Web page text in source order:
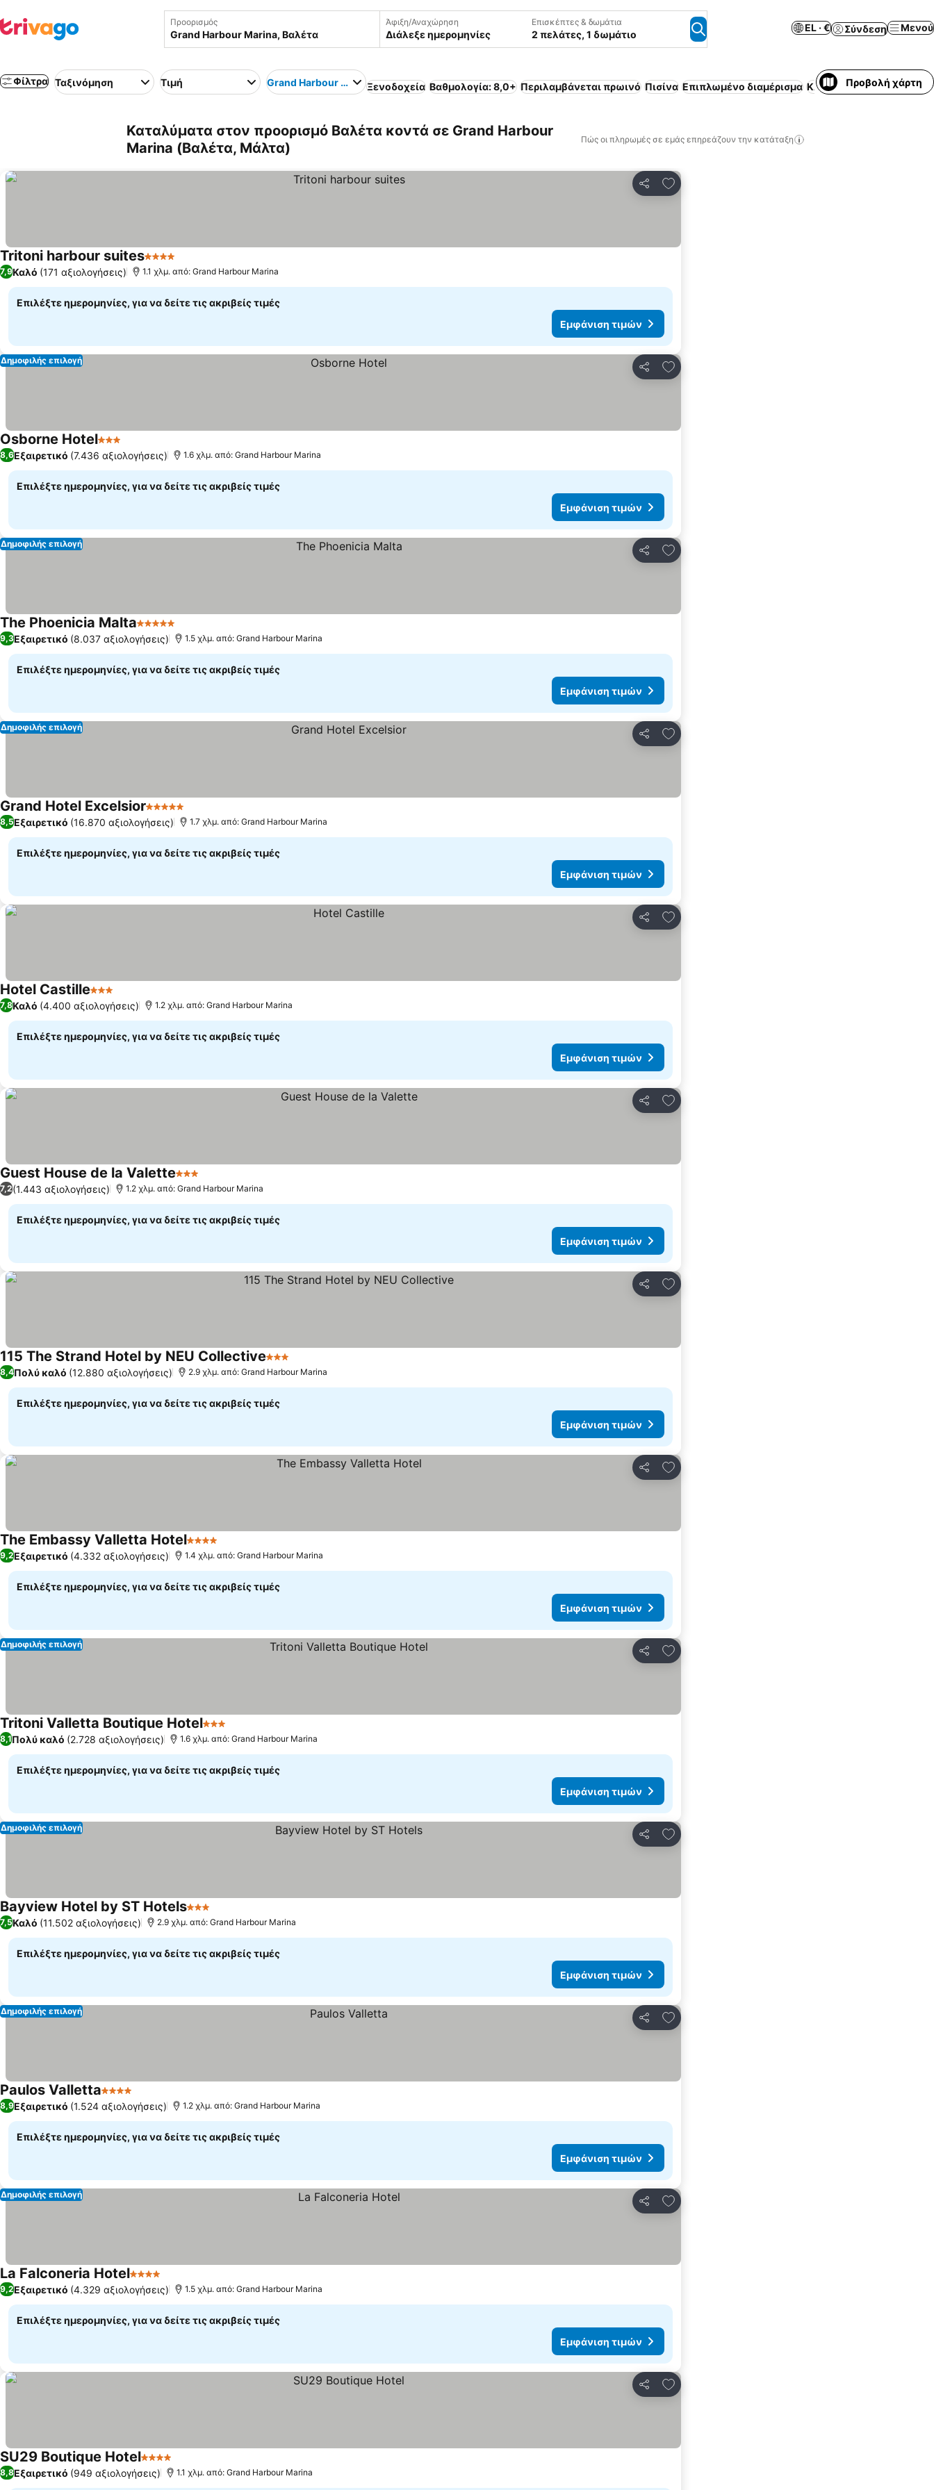
Προορισμός Άφιξη/Αναχώρηση
Διάλεξε ημερομηνίες
Επισκέπτες & δωμάτια
2 πελάτες, 1 δωμάτιο
EL · € Σύνδεση Μενού
Φίλτρα Ταξινόμηση Τιμή Grand Harbour MarinaΞενοδοχεία Βαθμολογία: 8,0+ Περιλαμβάνεται πρωινό Πισίνα Επιπλωμένο διαμέρισμα Κλιματισμός Δωρεάν
Προβολή χάρτη
Καταλύματα στον προορισμό Βαλέτα κοντά σε Grand Harbour
Marina (Βαλέτα, Μάλτα)
Πώς οι πληρωμές σε εμάς επηρεάζουν την κατάταξη
Κοινοποίηση
Προσθήκη στα αγαπημένα
Tritoni harbour suites4 Αστέρια
7,9Καλό (171 αξιολογήσεις) 1.1 χλμ. από: Grand Harbour Marina
Επιλέξτε ημερομηνίες, για να δείτε τις ακριβείς τιμές
Εμφάνιση τιμών
Κοινοποίηση
Προσθήκη στα αγαπημένα
Δημοφιλής επιλογή
Osborne Hotel3 Αστέρια
8,6Εξαιρετικό (7.436 αξιολογήσεις) 1.6 χλμ. από: Grand Harbour Marina
Επιλέξτε ημερομηνίες, για να δείτε τις ακριβείς τιμές
Εμφάνιση τιμών
Κοινοποίηση
Προσθήκη στα αγαπημένα
Δημοφιλής επιλογή
The Phoenicia Malta5 Αστέρια
9,3Εξαιρετικό (8.037 αξιολογήσεις) 1.5 χλμ. από: Grand Harbour Marina
Επιλέξτε ημερομηνίες, για να δείτε τις ακριβείς τιμές
Εμφάνιση τιμών
Κοινοποίηση
Προσθήκη στα αγαπημένα
Δημοφιλής επιλογή
Grand Hotel Excelsior5 Αστέρια
8,5Εξαιρετικό (16.870 αξιολογήσεις) 1.7 χλμ. από: Grand Harbour Marina
Επιλέξτε ημερομηνίες, για να δείτε τις ακριβείς τιμές
Εμφάνιση τιμών
Κοινοποίηση
Προσθήκη στα αγαπημένα
Hotel Castille3 Αστέρια
7,8Καλό (4.400 αξιολογήσεις) 1.2 χλμ. από: Grand Harbour Marina
Επιλέξτε ημερομηνίες, για να δείτε τις ακριβείς τιμές
Εμφάνιση τιμών
Κοινοποίηση
Προσθήκη στα αγαπημένα
Guest House de la Valette3 Αστέρια
7,2(1.443 αξιολογήσεις) 1.2 χλμ. από: Grand Harbour Marina
Επιλέξτε ημερομηνίες, για να δείτε τις ακριβείς τιμές
Εμφάνιση τιμών
Κοινοποίηση
Προσθήκη στα αγαπημένα
115 The Strand Hotel by NEU Collective3 Αστέρια
8,4Πολύ καλό (12.880 αξιολογήσεις) 2.9 χλμ. από: Grand Harbour Marina
Επιλέξτε ημερομηνίες, για να δείτε τις ακριβείς τιμές
Εμφάνιση τιμών
Κοινοποίηση
Προσθήκη στα αγαπημένα
The Embassy Valletta Hotel4 Αστέρια
9,2Εξαιρετικό (4.332 αξιολογήσεις) 1.4 χλμ. από: Grand Harbour Marina
Επιλέξτε ημερομηνίες, για να δείτε τις ακριβείς τιμές
Εμφάνιση τιμών
Κοινοποίηση
Προσθήκη στα αγαπημένα
Δημοφιλής επιλογή
Tritoni Valletta Boutique Hotel3 Αστέρια
8,1Πολύ καλό (2.728 αξιολογήσεις) 1.6 χλμ. από: Grand Harbour Marina
Επιλέξτε ημερομηνίες, για να δείτε τις ακριβείς τιμές
Εμφάνιση τιμών
Κοινοποίηση
Προσθήκη στα αγαπημένα
Δημοφιλής επιλογή
Bayview Hotel by ST Hotels3 Αστέρια
7,5Καλό (11.502 αξιολογήσεις) 2.9 χλμ. από: Grand Harbour Marina
Επιλέξτε ημερομηνίες, για να δείτε τις ακριβείς τιμές
Εμφάνιση τιμών
Κοινοποίηση
Προσθήκη στα αγαπημένα
Δημοφιλής επιλογή
Paulos Valletta4 Αστέρια
8,9Εξαιρετικό (1.524 αξιολογήσεις) 1.2 χλμ. από: Grand Harbour Marina
Επιλέξτε ημερομηνίες, για να δείτε τις ακριβείς τιμές
Εμφάνιση τιμών
Κοινοποίηση
Προσθήκη στα αγαπημένα
Δημοφιλής επιλογή
La Falconeria Hotel4 Αστέρια
9,2Εξαιρετικό (4.329 αξιολογήσεις) 1.5 χλμ. από: Grand Harbour Marina
Επιλέξτε ημερομηνίες, για να δείτε τις ακριβείς τιμές
Εμφάνιση τιμών
Κοινοποίηση
Προσθήκη στα αγαπημένα
SU29 Boutique Hotel4 Αστέρια
8,8Εξαιρετικό (949 αξιολογήσεις) 1.1 χλμ. από: Grand Harbour Marina